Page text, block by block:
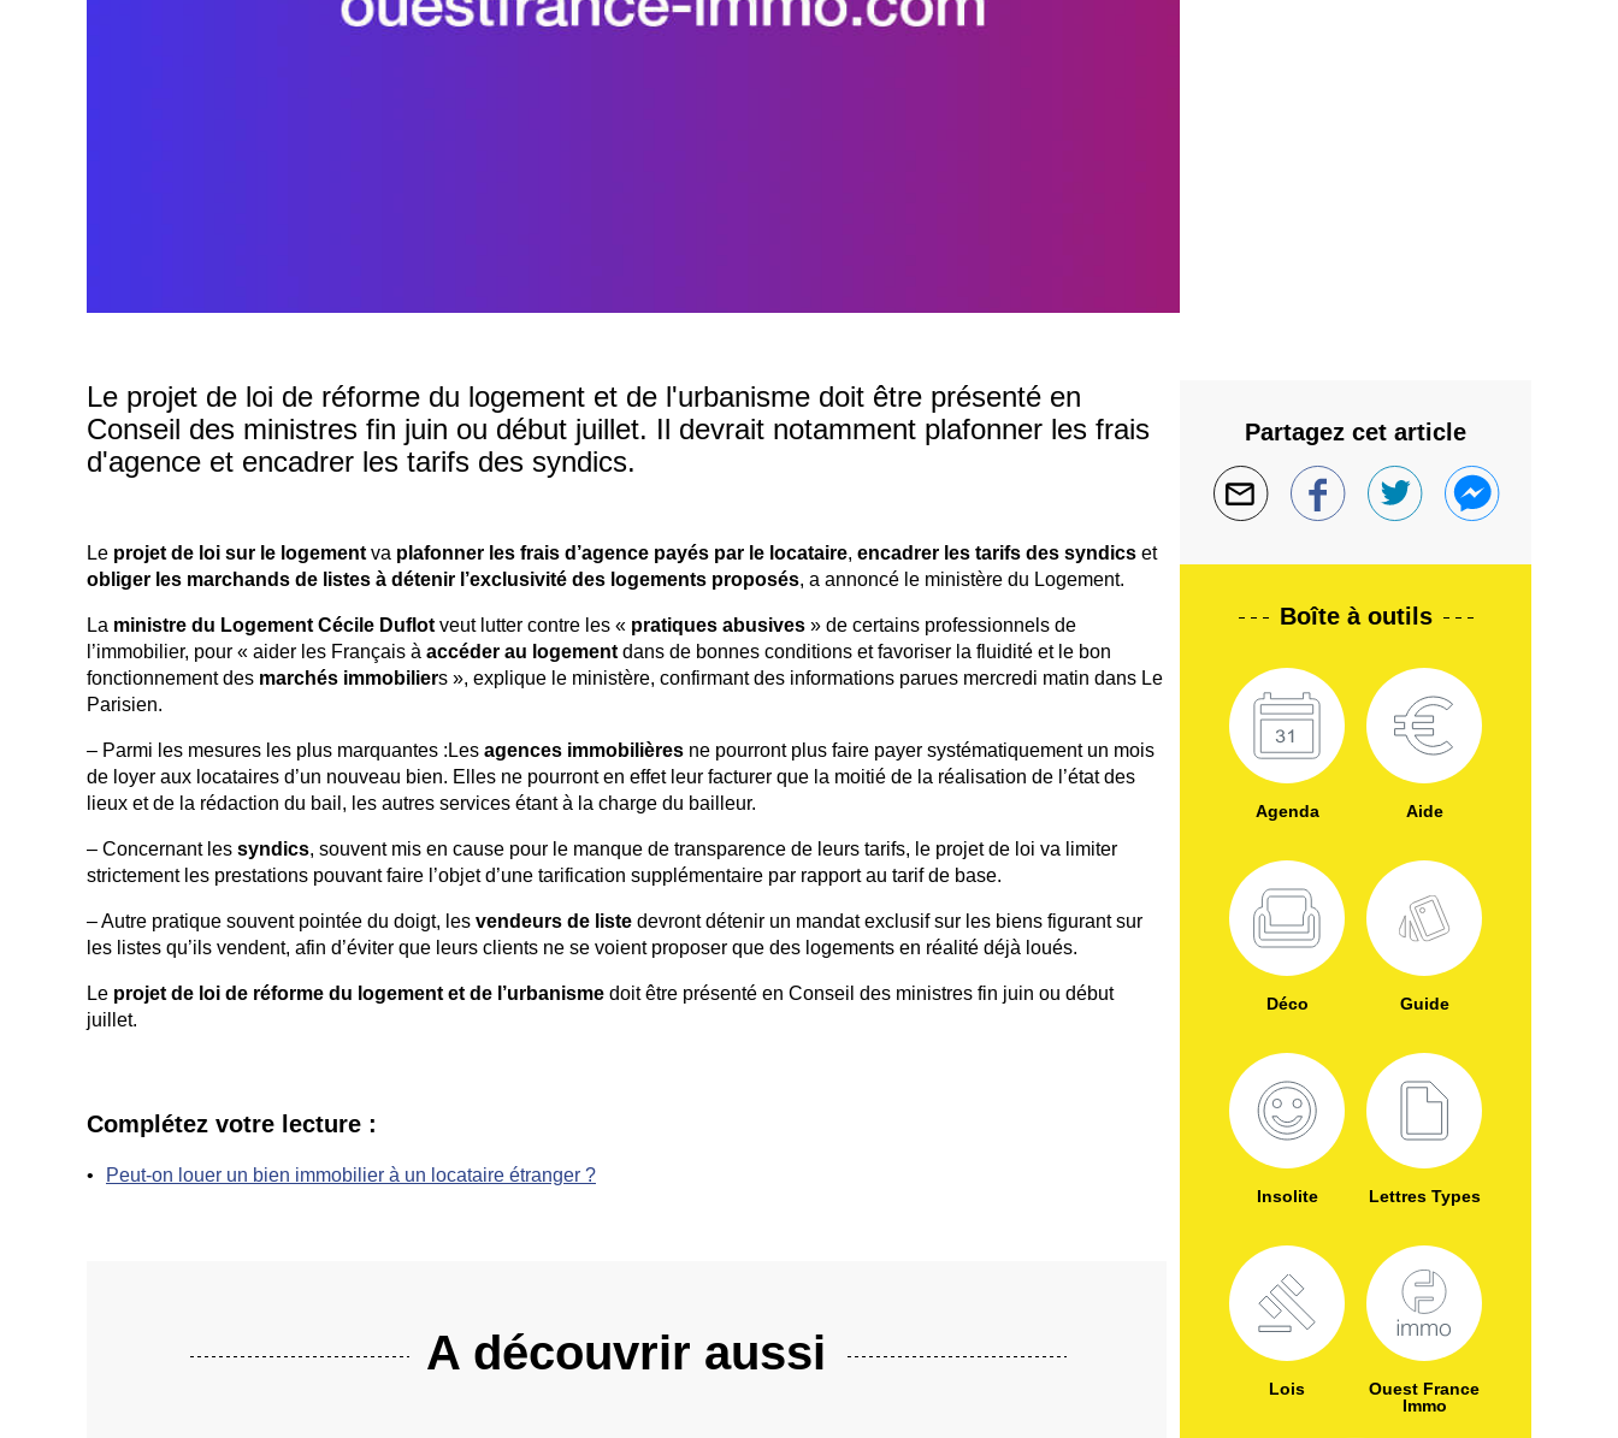
Le projet de loi de réforme du logement et de l'urbanisme doit être présenté en
Conseil des ministres fin juin ou début juillet. Il devrait notamment plafonner les frais
d'agence et encadrer les tarifs des syndics.
Le projet de loi sur le logement va plafonner les frais d’agence payés par le locataire, encadrer les tarifs des syndics et
obliger les marchands de listes à détenir l’exclusivité des logements proposés, a annoncé le ministère du Logement.
La ministre du Logement Cécile Duflot veut lutter contre les « pratiques abusives » de certains professionnels de
l’immobilier, pour « aider les Français à accéder au logement dans de bonnes conditions et favoriser la fluidité et le bon
fonctionnement des marchés immobiliers », explique le ministère, confirmant des informations parues mercredi matin dans Le
Parisien.
– Parmi les mesures les plus marquantes :Les agences immobilières ne pourront plus faire payer systématiquement un mois
de loyer aux locataires d’un nouveau bien. Elles ne pourront en effet leur facturer que la moitié de la réalisation de l’état des
lieux et de la rédaction du bail, les autres services étant à la charge du bailleur.
– Concernant les syndics, souvent mis en cause pour le manque de transparence de leurs tarifs, le projet de loi va limiter
strictement les prestations pouvant faire l’objet d’une tarification supplémentaire par rapport au tarif de base.
– Autre pratique souvent pointée du doigt, les vendeurs de liste devront détenir un mandat exclusif sur les biens figurant sur
les listes qu’ils vendent, afin d’éviter que leurs clients ne se voient proposer que des logements en réalité déjà loués.
Le projet de loi de réforme du logement et de l’urbanisme doit être présenté en Conseil des ministres fin juin ou début
juillet.
Complétez votre lecture :
Peut-on louer un bien immobilier à un locataire étranger ?
A découvrir aussi
Partagez cet article
Boîte à outils
Agenda Aide
Déco Guide
Insolite Lettres Types
Lois
Ouest France
Immo